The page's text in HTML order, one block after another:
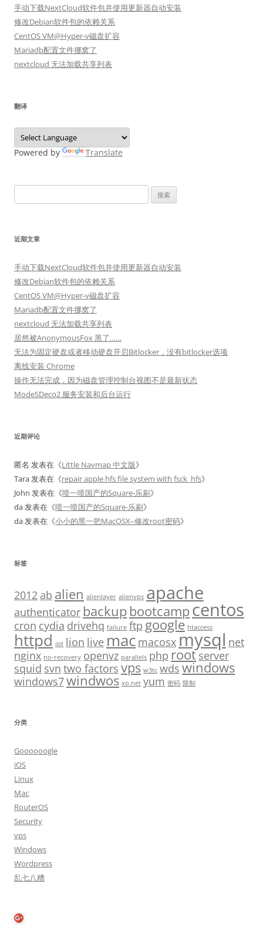
手动下载NextCloud软件包并使用更新器自动安装
修改Debian软件包的依赖关系
CentOS VM@Hyper-v磁盘扩容
Mariadb配置文件挪窝了
nextcloud 无法加载共享列表
翻译
Powered by Translate
索：
近期文章
手动下载NextCloud软件包并使用更新器自动安装
修改Debian软件包的依赖关系
CentOS VM@Hyper-v磁盘扩容
Mariadb配置文件挪窝了
nextcloud 无法加载共享列表
居然被AnonymousFox 黑了……
无法为固定硬盘或者移动硬盘开启Bitlocker，没有bitlocker选项
离线安装 Chrome
操作无法完成，因为磁盘管理控制台视图不是最新状态
ModeSDeco2 服务安装和后台运行
近期评论
匿名 发表在《Little Navmap 中文版》
Tara发表在《repair apple hfs file system with fsck_hfs》
John 发表在《喷一喷国产的Square-乐刷》
da发表在《喷一喷国产的Square-乐刷》
da发表在《小小的黑一把MacOSX–修改root密码》
标签
2012 ab alien alienlayer alienvps apache
authenticator backupbootcampcentos
cron cydia drivehq failure ftp google htaccess
httpd ipt lion live mac macosxmysql net
nginx no-recovery openvz parallels php root server
squid svn two factors vps w3tc wds windows
windows7windwos xo.net yum 密码 限制
分类
Goooooogle
iOS
Linux
Mac
RouterOS
Security
vps
Windows
Wordpress
乱七八糟